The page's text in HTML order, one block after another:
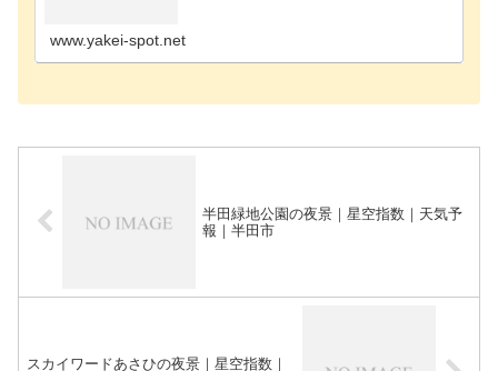
www.yakei-spot.net
半田緑地公園の夜景｜星空指数｜天気予
報｜半田市
スカイワードあさひの夜景｜星空指数｜